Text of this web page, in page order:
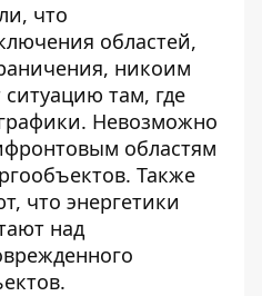
что
областей,
никоим
там, где
Невозможно
областям
Также
что энергетики
над